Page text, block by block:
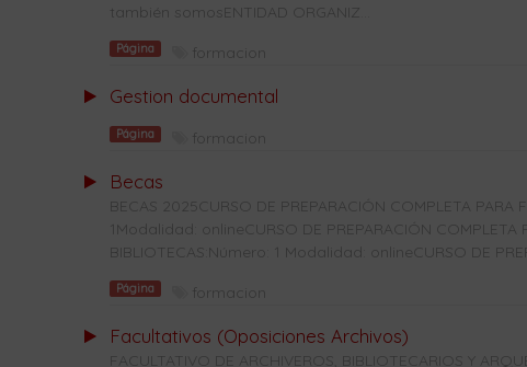
también somosENTIDAD ORGANIZ...
Página formacion
Gestion documental
Página formacion
Becas
BECAS 2025CURSO DE PREPARACIÓN COMPLETA PARA
1Modalidad: onlineCURSO DE PREPARACIÓN COMPLETA
BIBLIOTECAS:Número: 1 Modalidad: onlineCURSO DE
Página formacion
Facultativos (Oposiciones Archivos)
FACULTATIVO DE ARCHIVEROS, BIBLIOTECARIOS Y